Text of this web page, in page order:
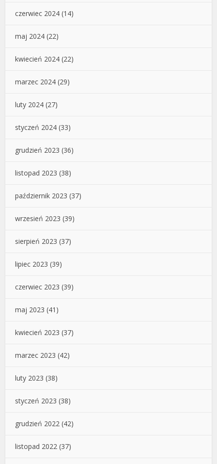
czerwiec 2024 (14)
maj 2024 (22)
kwiecień 2024 (22)
marzec 2024 (29)
luty 2024 (27)
styczeń 2024 (33)
grudzień 2023 (36)
listopad 2023 (38)
październik 2023 (37)
wrzesień 2023 (39)
sierpień 2023 (37)
lipiec 2023 (39)
czerwiec 2023 (39)
maj 2023 (41)
kwiecień 2023 (37)
marzec 2023 (42)
luty 2023 (38)
styczeń 2023 (38)
grudzień 2022 (42)
listopad 2022 (37)